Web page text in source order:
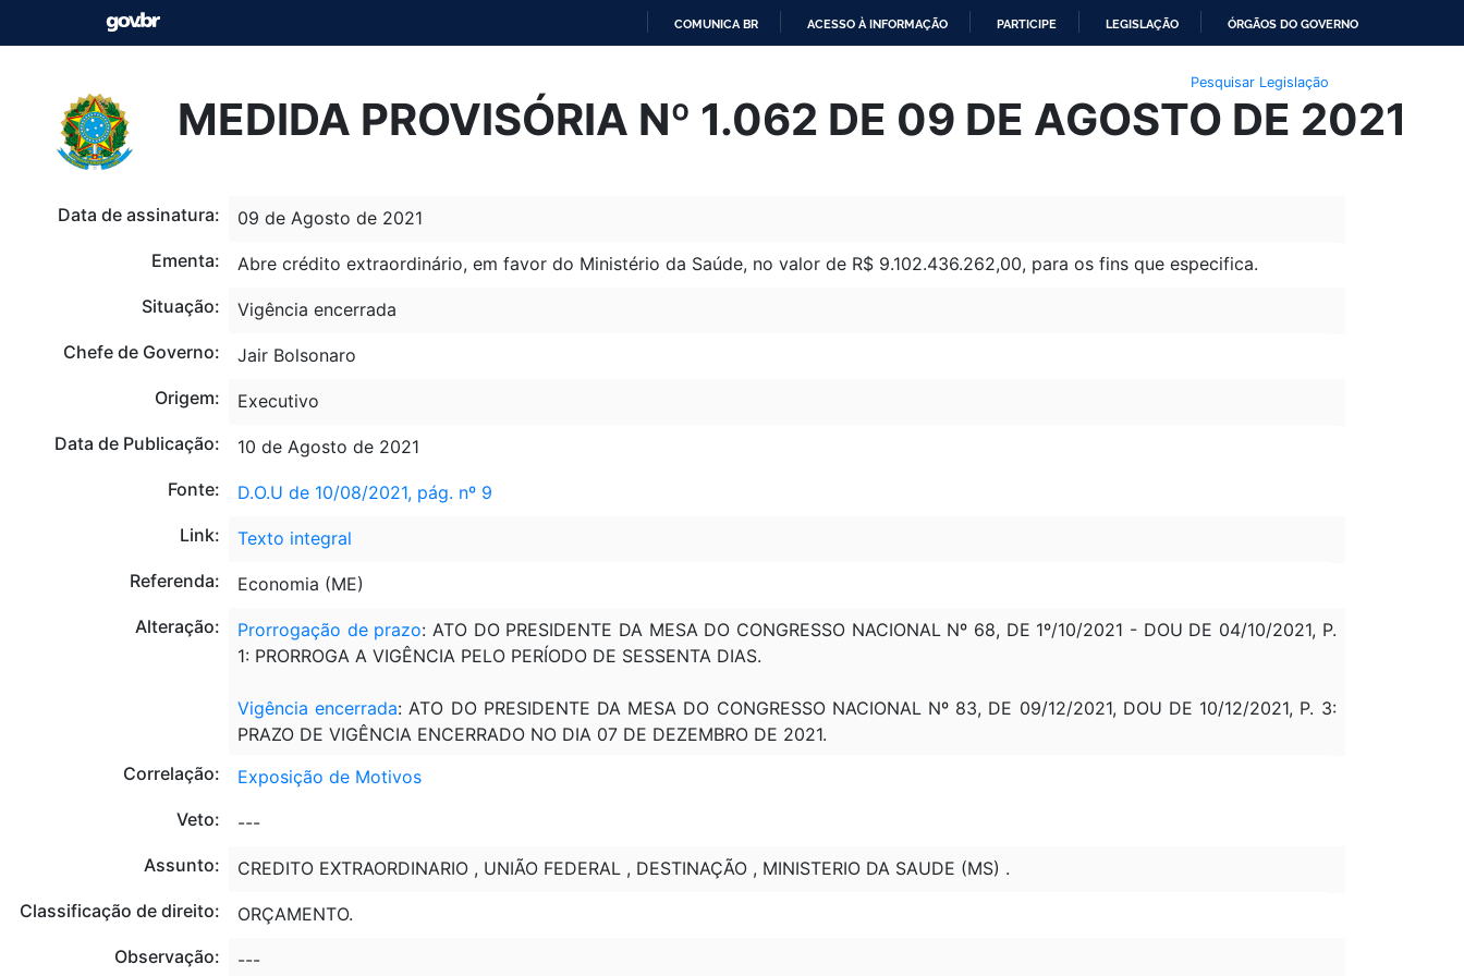
O
CONTEÚDO
COMUNICA BR ACESSO À INFORMAÇÃO PARTICIPE LEGISLAÇÃO ÓRGÃOS DO GOVERNO
Pesquisar Legislação
MEDIDA PROVISÓRIA Nº 1.062 DE 09 DE AGOSTO DE 2021
Data de assinatura:
09 de Agosto de 2021
Ementa:
Abre crédito extraordinário, em favor do Ministério da Saúde, no valor de R$ 9.102.436.262,00, para os fins que especifica.
Situação:
Vigência encerrada
Chefe de Governo:
Jair Bolsonaro
Origem:
Executivo
Data de Publicação:
10 de Agosto de 2021
Fonte:
D.O.U de 10/08/2021, pág. nº 9
Link:
Texto integral
Referenda:
Economia (ME)
Alteração:
Prorrogação de prazo: ATO DO PRESIDENTE DA MESA DO CONGRESSO NACIONAL Nº 68, DE 1º/10/2021 - DOU DE 04/10/2021, P.
1: PRORROGA A VIGÊNCIA PELO PERÍODO DE SESSENTA DIAS.
Vigência encerrada: ATO DO PRESIDENTE DA MESA DO CONGRESSO NACIONAL Nº 83, DE 09/12/2021, DOU DE 10/12/2021, P. 3:
PRAZO DE VIGÊNCIA ENCERRADO NO DIA 07 DE DEZEMBRO DE 2021.
Correlação:
Exposição de Motivos
Veto:
---
Assunto:
CREDITO EXTRAORDINARIO , UNIÃO FEDERAL , DESTINAÇÃO , MINISTERIO DA SAUDE (MS) .
Classificação de direito:
ORÇAMENTO.
Observação:
---